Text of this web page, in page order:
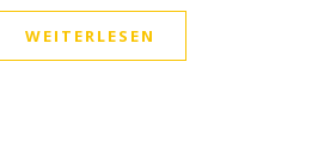
WEITERLESEN